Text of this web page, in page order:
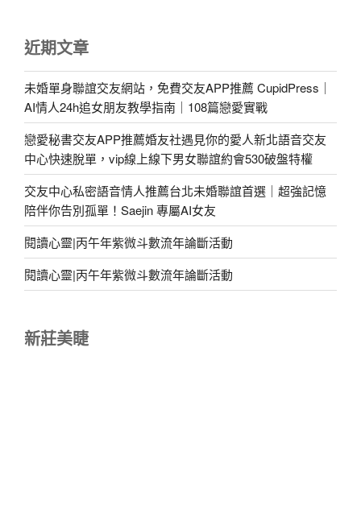
近期文章
未婚單身聯誼交友網站，免費交友APP推薦 CupidPress｜
AI情人24h追女朋友教學指南｜108篇戀愛實戰
戀愛秘書交友APP推薦婚友社遇見你的愛人新北語音交友
中心快速脫單，vip線上線下男女聯誼約會530破盤特權
交友中心私密語音情人推薦台北未婚聯誼首選｜超強記憶
陪伴你告別孤單！Saejin 專屬AI女友
閱讀心靈|丙午年紫微斗數流年論斷活動
閱讀心靈|丙午年紫微斗數流年論斷活動
新莊美睫